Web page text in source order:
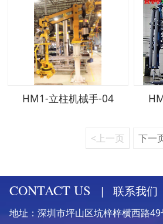
HM1-立柱机械手-04
<上一页 下一
CONTACT US | 联系我们
地址：深圳市坪山区坑梓梓横西路49